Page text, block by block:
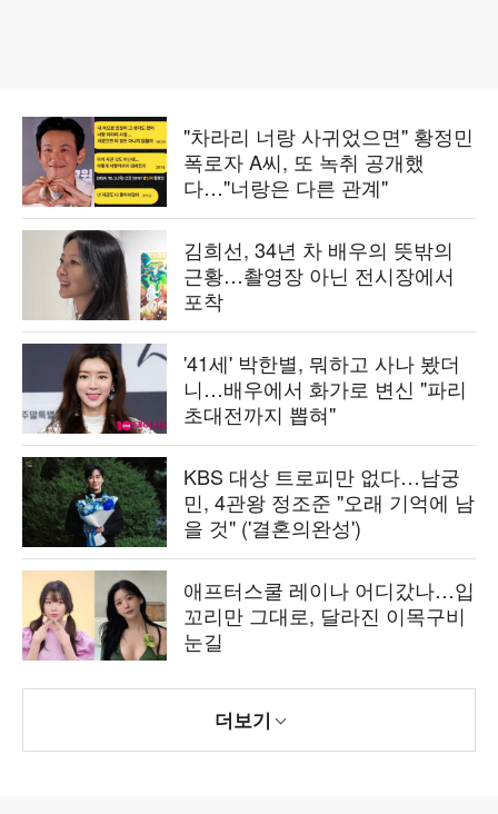
"차라리 너랑 사귀었으면" 황정민
폭로자 A씨, 또 녹취 공개했
다…"너랑은 다른 관계"
김희선, 34년 차 배우의 뜻밖의
근황…촬영장 아닌 전시장에서
포착
'41세' 박한별, 뭐하고 사나 봤더
니…배우에서 화가로 변신 "파리
초대전까지 뽑혀"
KBS 대상 트로피만 없다…남궁
민, 4관왕 정조준 "오래 기억에 남
을 것" ('결혼의완성')
애프터스쿨 레이나 어디갔나…입
꼬리만 그대로, 달라진 이목구비
눈길
더보기